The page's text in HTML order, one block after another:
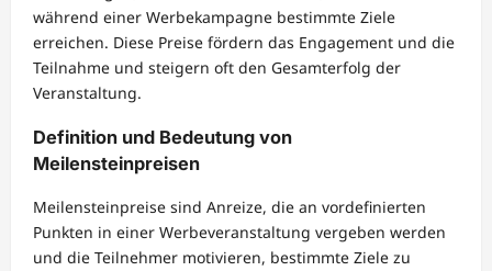
während einer Werbekampagne bestimmte Ziele
erreichen. Diese Preise fördern das Engagement und die
Teilnahme und steigern oft den Gesamterfolg der
Veranstaltung.
Definition und Bedeutung von
Meilensteinpreisen
Meilensteinpreise sind Anreize, die an vordefinierten
Punkten in einer Werbeveranstaltung vergeben werden
und die Teilnehmer motivieren, bestimmte Ziele zu